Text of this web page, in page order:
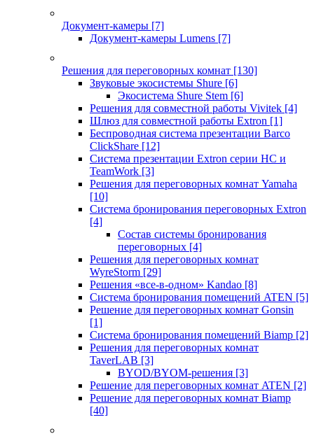
Документ-камеры [7]
Документ-камеры Lumens [7]
Решения для переговорных комнат [130]
Звуковые экосистемы Shure [6]
Экосистема Shure Stem [6]
Решения для совместной работы Vivitek [4]
Шлюз для совместной работы Extron [1]
Беспроводная система презентации Barco
ClickShare [12]
Система презентации Extron серии HC и
TeamWork [3]
Решения для переговорных комнат Yamaha
[10]
Система бронирования переговорных Extron
[4]
Состав системы бронирования
переговорных [4]
Решения для переговорных комнат
WyreStorm [29]
Решения «все-в-одном» Kandao [8]
Система бронирования помещений ATEN [5]
Решение для переговорных комнат Gonsin
[1]
Система бронирования помещений Biamp [2]
Решения для переговорных комнат
TaverLAB [3]
BYOD/BYOM-решения [3]
Решение для переговорных комнат ATEN [2]
Решение для переговорных комнат Biamp
[40]